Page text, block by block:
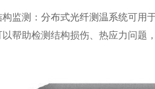
监测： 分布式光纤测温系统可用
帮助检测结构损伤、热应力问题